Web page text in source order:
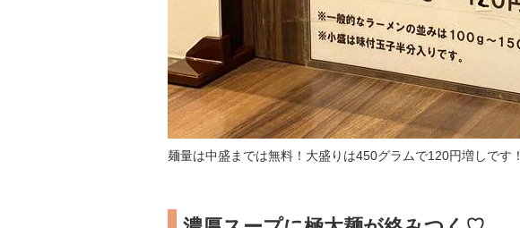
麺量は中盛までは無料！大盛りは450グラムで120円増しです！